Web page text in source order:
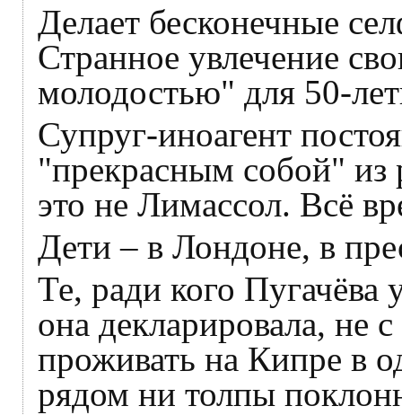
Делает бесконечные
Странное увлечение
молодостью" для 50-
Супруг-иноагент
"прекрасным собой" из
это не Лимассол. Всё
Дети – в Лондоне, в
Те, ради кого Пугачёва
она декларировала, не
проживать на Кипре в
рядом ни толпы